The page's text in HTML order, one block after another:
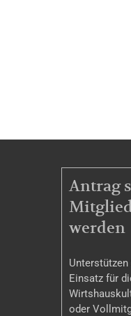
Antrag
werden
Einsatz für
oder